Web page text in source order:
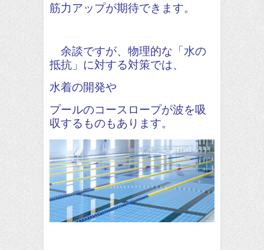
筋力アップが期待できます。
余談ですが、物理的な「水の
抵抗」に対する対策では、
水着の開発や
プールのコースロープが波を吸
収するものもあります。